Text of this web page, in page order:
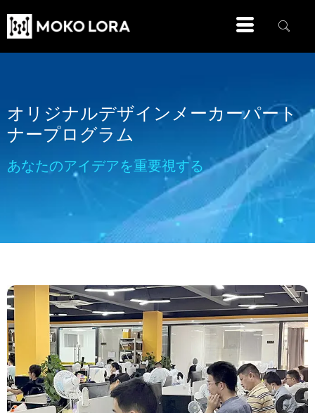
オリジナルデザインメーカーパート
ナープログラム
あなたのアイデアを重要視する